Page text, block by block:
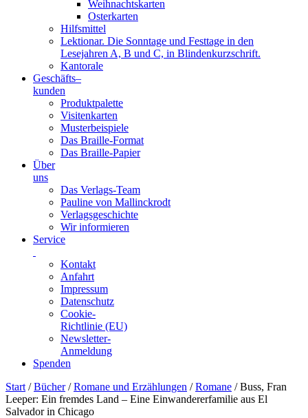
Weihnachtskarten
Osterkarten
Hilfsmittel
Lektionar. Die Sonntage und Festtage in den
Lesejahren A, B und C, in Blindenkurzschrift.
Kantorale
Geschäfts­–
kunden
Produktpalette
Visitenkarten
Musterbeispiele
Das Braille-Format
Das Braille-Papier
Über
uns
Das Verlags-Team
Pauline von Mallinckrodt
Verlagsgeschichte
Wir informieren
Service
Kontakt
Anfahrt
Impressum
Datenschutz
Cookie-
Richtlinie (EU)
Newsletter-
Anmeldung
Spenden
Skip
to
content
Start /Bücher/Romane und Erzählungen /Romane / Buss, Fran
Leeper: Ein fremdes Land – Eine Einwandererfamilie aus El
Salvador in Chicago